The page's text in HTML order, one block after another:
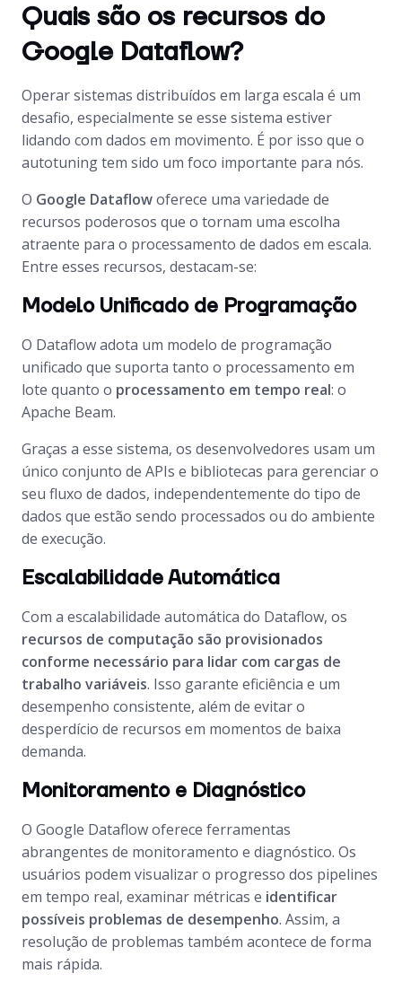
Quais são os recursos do
Google Dataflow?
Operar sistemas distribuídos em larga escala é um
desafio, especialmente se esse sistema estiver
lidando com dados em movimento. É por isso que o
autotuning tem sido um foco importante para nós.
O Google Dataflowoferece uma variedade de
recursos poderosos que o tornam uma escolha
atraente para o processamento de dados em escala.
Entre esses recursos, destacam-se:
Modelo Unificado de Programação
O Dataflow adota um modelo de programação
unificado que suporta tanto o processamento em
lote quanto o processamento em tempo real: o
Apache Beam.
Graças a esse sistema, os desenvolvedores usam um
único conjunto de APIs e bibliotecas para gerenciar o
seu fluxo de dados, independentemente do tipo de
dados que estão sendo processados ou do ambiente
de execução.
Escalabilidade Automática
Com a escalabilidade automática do Dataflow, os
recursos de computação são provisionados
conforme necessário para lidar com cargas de
trabalho variáveis. Isso garante eficiência e um
desempenho consistente, além de evitar o
desperdício de recursos em momentos de baixa
demanda.
Monitoramento e Diagnóstico
O Google Dataflow oferece ferramentas
abrangentes de monitoramento e diagnóstico. Os
usuários podem visualizar o progresso dos pipelines
em tempo real, examinar métricas e identificar
possíveis problemas de desempenho. Assim, a
resolução de problemas também acontece de forma
mais rápida.